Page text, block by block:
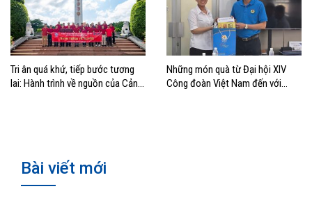
Tri ân quá khứ, tiếp bước tương
lai: Hành trình về nguồn của Cảng
Những món quà từ Đại hội XIV
Công đoàn Việt Nam đến với
Bài viết mới